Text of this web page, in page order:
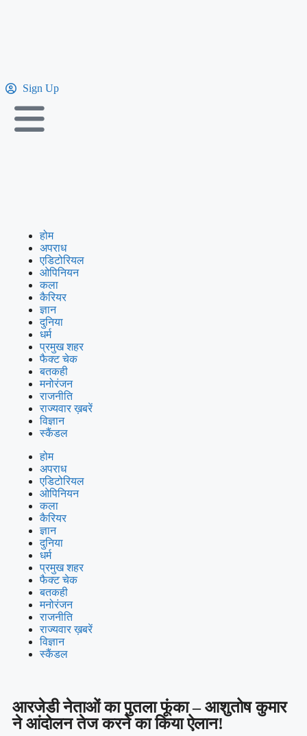
Sign Up
होम
अपराध
एडिटोरियल
ओपिनियन
कला
कैरियर
ज्ञान
दुनिया
धर्म
प्रमुख शहर
फैक्ट चेक
बतकही
मनोरंजन
राजनीति
राज्यवार ख़बरें
विज्ञान
स्कैंडल
होम
अपराध
एडिटोरियल
ओपिनियन
कला
कैरियर
ज्ञान
दुनिया
धर्म
प्रमुख शहर
फैक्ट चेक
बतकही
मनोरंजन
राजनीति
राज्यवार ख़बरें
विज्ञान
स्कैंडल
आरजेडी नेताओं का पुतला फूंका – आशुतोष कुमार
ने आंदोलन तेज करने का किया ऐलान!